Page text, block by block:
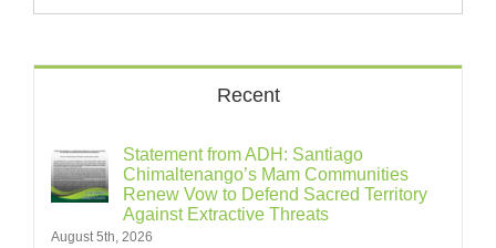
Recent
Statement from ADH: Santiago
Chimaltenango’s Mam Communities
Renew Vow to Defend Sacred Territory
Against Extractive Threats
August 5th, 2026